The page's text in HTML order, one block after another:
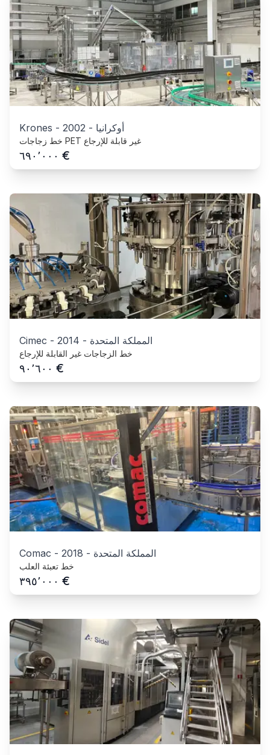
Krones - 2002 - أوكرانيا
خط زجاجات PET غير قابلة للإرجاع
٦٩٠٬٠٠٠ €
Cimec - 2014 - المملكة المتحدة
خط الزجاجات غير القابلة للإرجاع
٩٠٬٦٠٠ €
Comac - 2018 - المملكة المتحدة
خط تعبئة العلب
٣٩٥٬٠٠٠ €